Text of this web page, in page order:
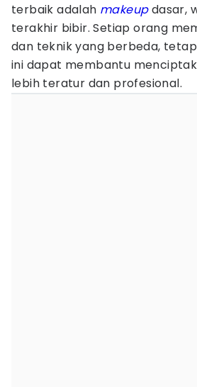
terbaik adalah makeupdasar,
terakhir bibir. Setiap orang
dan teknik yang berbeda,
ini dapat membantu
lebih teratur dan profesional.